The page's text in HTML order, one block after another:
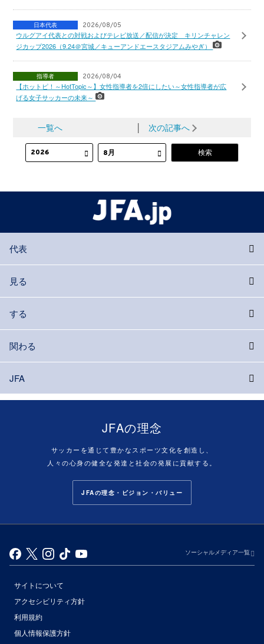
日本代表 2026/08/05
ウルグアイ代表との対戦およびテレビ放送／配信が決定 キリンチャレン
ジカップ2026（9.24＠宮城／キューアンドエースタジアムみやぎ）
指導者 2026/08/04
【ホットピ！～HotTopic～】女性指導者を2倍にしたい～女性指導者が広
げる女子サッカーの未来～
一覧へ 次の記事へ
代表
見る
する
関わる
JFA
JFAの理念
サッカーを通じて豊かなスポーツ文化を創造し、
人々の心身の健全な発達と社会の発展に貢献する。
JFAの理念・ビジョン・バリュー
ソーシャルメディア一覧
サイトについて
アクセシビリティ方針
利用規約
個人情報保護方針